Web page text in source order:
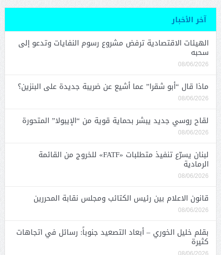
آخر الأخبار
الهيئات الاقتصادية ترفض مشروع رسوم النفايات وتدعو إلى
سحبه
08/06/2026
ماذا قال “أبو شقرا” عما أشيع عن ضريبة جديدة على البنزين؟
08/06/2026
لقاح روسي جديد يبشر بحماية قوية من “الإيبولا” المتحورة
08/06/2026
لبنان يسرّع تنفيذ متطلبات «FATF» للخروج من القائمة
الرمادية
08/06/2026
قانون الاعلام بين رئيس الكتائب ومجلس نقابة المحررين
08/06/2026
بقلم خليل الخوري – أبعاد التصعيد جنوباً: رسائل في اتجاهات
كثيرة
08/06/2026